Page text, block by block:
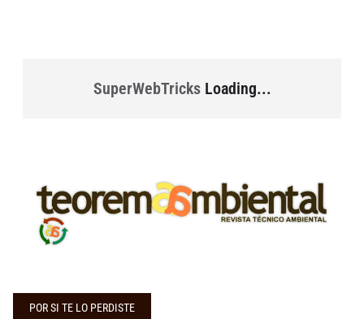
SuperWebTricksLoading...
POR SI TE LO PERDISTE